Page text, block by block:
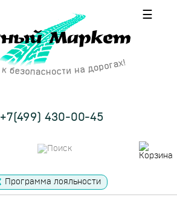
☰
+7(499) 430-00-45
Программа лояльности